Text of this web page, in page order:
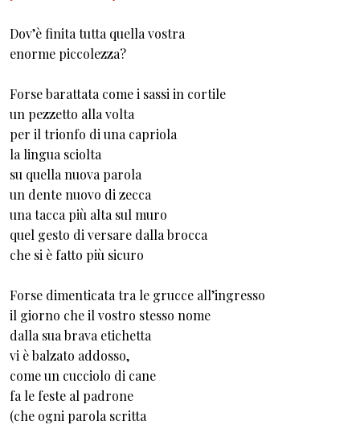
Dov’è finita tutta quella vostra
enorme piccolezza?
Forse barattata come i sassi in cortile
un pezzetto alla volta
per il trionfo di una capriola
la lingua sciolta
su quella nuova parola
un dente nuovo di zecca
una tacca più alta sul muro
quel gesto di versare dalla brocca
che si è fatto più sicuro
Forse dimenticata tra le grucce all’ingresso
il giorno che il vostro stesso nome
dalla sua brava etichetta
vi è balzato addosso,
come un cucciolo di cane
fa le feste al padrone
(che ogni parola scritta